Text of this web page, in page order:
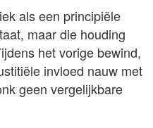
als een principiële
maar die houding
het vorige bewind,
invloed nauw met
geen vergelijkbare